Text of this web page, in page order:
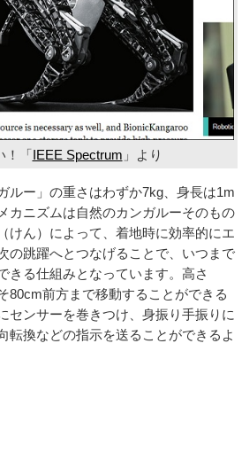
！「IEEE Spectrum 」より
ルー」の重さはわずか7kg、身長は1m
カニズムは自然のカンガルーそのもの
けん）によって、着地時に効率的にエ
の跳躍へとつなげることで、いつまで
きる仕組みとなっています。高さ
80cm前方まで移動することができる
センサーを巻きつけ、身振り手振りに
転換などの指示を送ることができるよ